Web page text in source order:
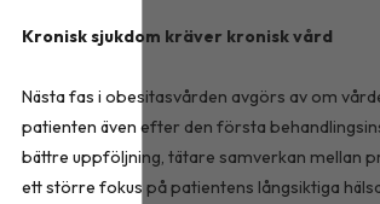
Kronisk sjukdom kräver kronisk vård
Nästa fas i obesitasvården avgörs av om
patienten även efter den första
bättre uppföljning, tätare samverkan mellan
ett större fokus på patientens långsiktiga